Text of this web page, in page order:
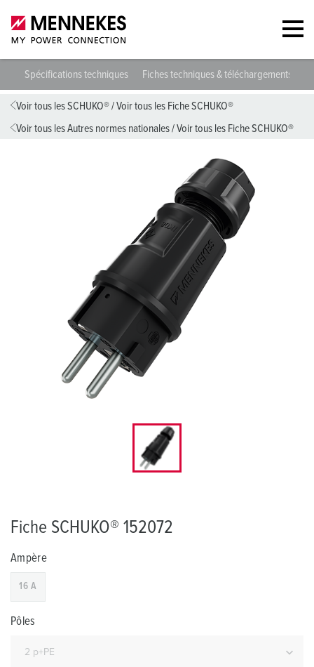
Spécifications techniques Fiches techniques & téléchargements
Voir tous les SCHUKO®/Voir tous les Fiche SCHUKO®
Voir tous les Autres normes nationales/Voir tous les Fiche SCHUKO®
Fiche SCHUKO® 152072
Ampère
16 A
Pôles